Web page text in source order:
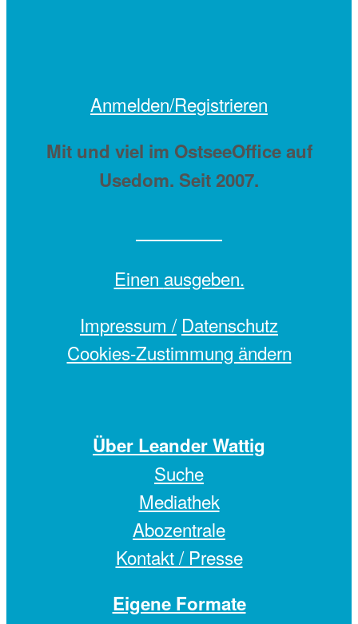
Anmelden/Registrieren
Mit und viel im OstseeOffice auf
Usedom. Seit 2007.
Einen ausgeben.
Impressum / Datenschutz
Cookies-Zustimmung ändern
Über Leander Wattig
Suche
Mediathek
Abozentrale
Kontakt / Presse
Eigene Formate